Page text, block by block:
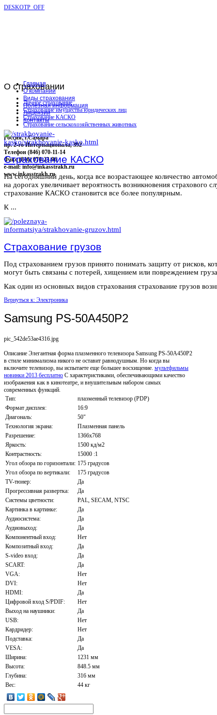
DESKOTP_OFF
О страховании
Личное страхование
Страхование имущества юридических лиц
Страхование КАСКО
Страхование сельскохозяйственных животных
Россия, г.Самара
пр. 2-го Интернационала, 392
Телефон (846) 070-11-14
Факс (846) 070-23-96
e-mail: info@inkasstrakh.ru
www.inkasstrakh.ru
Главная
О компании
Виды страхования
Полезная информация
Лицензии
Контакты
Страхование КАСКО
На сегодняшний день, когда все возрастающее количество
на дорогах увеличивает вероятность возникновения страхового
страхование КАСКО становится все более популярным.
К ...
Страхование грузов
Под страхованием грузов принято понимать защиту от рисков,
могут быть связаны с потерей, хищением или повреждением
Как один из основных видов страхования страхование грузов
Вернуться к: Электроника
Samsung PS-50A450P2
pic_542de53ae4316.jpg
Описание Элегантная форма плазменного телевизора Samsung PS-50A450P2
в стиле минимализма никого не оставит равнодушным. Но когда вы
включите телевизор, вы испытаете еще большее восхищение. мультфильмы
новинки 2013 бесплатно С характеристиками, обеспечивающими качество
изображения как в кинотеатре, и внушительным набором самых
современных функций.
Тип:
плазменный телевизор (PDP)
Формат дисплея:
16:9
Диагональ:
50"
Технология экрана:
Плазменная панель
Разрешение:
1366x768
Яркость:
1500 кд/м2
Контрастность:
15000 :1
Угол обзора по горизонтали: 175 градусов
Угол обзора по вертикали:
175 градусов
TV-тюнер:
Да
Прогрессивная развертка:
Да
Системы цветности:
PAL, SECAM, NTSC
Картинка в картинке:
Да
Аудиосистема:
Да
Аудиовыход:
Да
Компонентный вход:
Нет
Композитный вход:
Да
S-video вход:
Да
SCART:
Да
VGA:
Нет
DVI:
Нет
HDMI:
Да
Цифровой вход S/PDIF:
Нет
Выход на наушники:
Да
USB:
Нет
Кардридер:
Нет
Подставка:
Да
VESA:
Да
Ширина:
1231 мм
Высота:
848.5 мм
Глубина:
316 мм
Вес:
44 кг